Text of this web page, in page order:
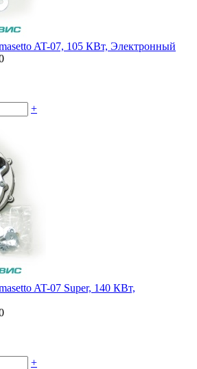
AT-07, 105 КВт, Электронный
+
AT-07 Super, 140 КВт,
+